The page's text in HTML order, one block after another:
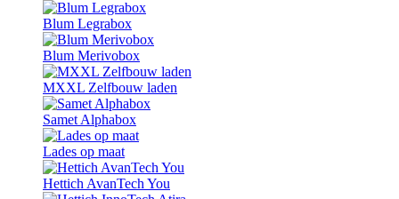
Blum Legrabox
Blum Merivobox
MXXL Zelfbouw laden
Samet Alphabox
Lades op maat
Hettich AvanTech You